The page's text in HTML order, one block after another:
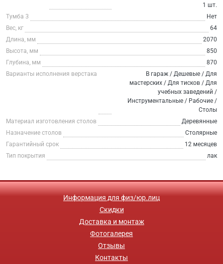
1 шт.
Тумба 3
Нет
Вес, кг
64
Длина, мм
2070
Высота, мм
850
Глубина, мм
870
Варианты исполнения верстака
В гараж / Дешевые / Для
мастерских / Для тисков / Для
учебных заведений /
Инструментальные / Рабочие /
Столы
Материал изготовления столов
Деревянные
Назначение столов
Столярные
Гарантийный срок
12 месяцев
Тип покрытия
лак
Информация для физ/юр.лиц
Скидки
Доставка и монтаж
Фотогалерея
Отзывы
Контакты